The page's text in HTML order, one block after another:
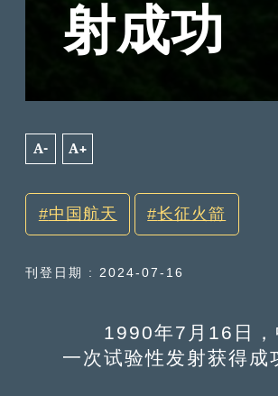
射成功
A- A+
中国航天 长征火箭
刊登日期 : 2024-07-16
1990年7月16日，中
一次试验性发射获得成